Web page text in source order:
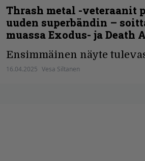
Thrash metal -veteraanit
uuden superbändin –
muassa Exodus- ja
Ensimmäinen näyte
16.04.2025 Vesa Siltanen